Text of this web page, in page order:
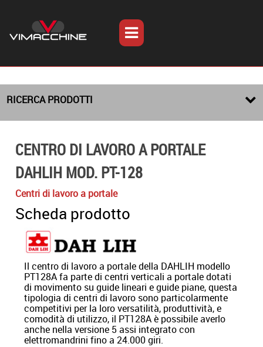
RICERCA PRODOTTI
CENTRO DI LAVORO A PORTALE
DAHLIH MOD. PT-128
Centri di lavoro a portale
Scheda prodotto
Il centro di lavoro a portale della DAHLIH modello
PT128A fa parte di centri verticali a portale dotati
di movimento su guide lineari e guide piane, questa
tipologia di centri di lavoro sono particolarmente
competitivi per la loro versatilità, produttività, e
comodità di utilizzo, il PT128A è possibile averlo
anche nella versione 5 assi integrato con
elettromandrini fino a 24.000 giri.